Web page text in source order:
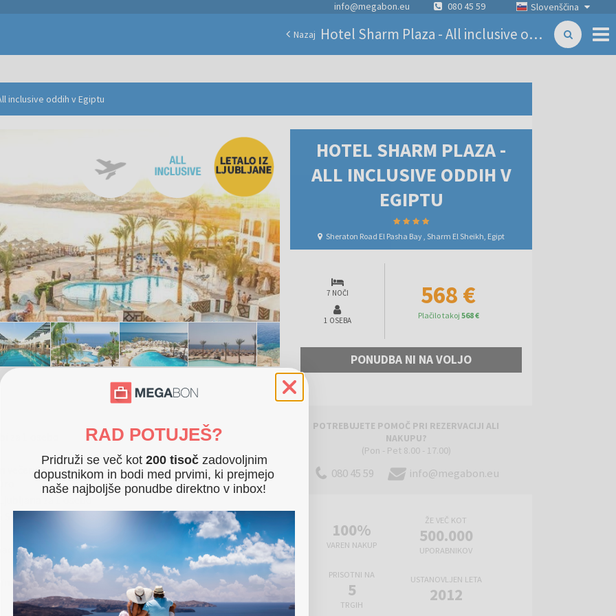
Slovenščina
info@megabon.eu 080 45 59
Nazaj Hotel Sharm Plaza - All inclusive oddih v Egiptu
inclusive oddih v Egiptu
HOTEL SHARM PLAZA -
ALL INCLUSIVE ODDIH V
EGIPTU
Sheraton Road El Pasha Bay , Sharm El Sheikh, Egipt
7 NOČI
1 OSEBA
568 €
Plačilo takoj 568 €
PONUDBA NI NA VOLJO
za 1 osebo
večerja ter vmesni prigrizki, lokalne brezalkoholne in
za 1 osebo
kg (dimenzije 45 x 35 x 20 cm)
podlog ob bazenu in na plaži
POTREBUJETE POMOČ PRI REZERVACIJI ALI
NAKUPU?
(Pon - Pet 8.00 - 17.00)
080 45 59 info@megabon.eu
100%
VAREN NAKUP
ŽE VEČ KOT
500.000
UPORABNIKOV
PRISOTNI NA
5
TRGIH
USTANOVLJEN LETA
2012
RAD POTUJEŠ?
Pridruži se več kot 200 tisoč zadovoljnim
dopustnikom in bodi med prvimi, ki prejmejo
naše najboljše ponudbe direktno v inbox!